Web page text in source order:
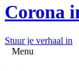
Corona
Stuur je verhaal in
Menu